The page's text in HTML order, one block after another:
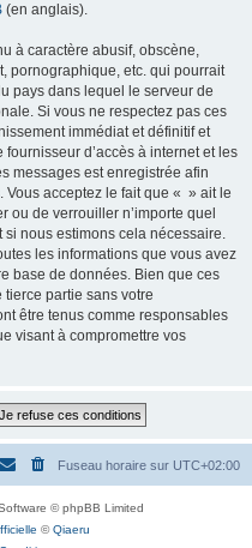
(en anglais).
à caractère abusif, obscène,
pornographique, etc. qui pourrait
pays dans lequel le serveur de
Si vous ne respectez pas ces
immédiat et définitif et
d’accès à internet et les
messages est enregistrée afin
Vous acceptez le fait que « » ait le
ou de verrouiller n’importe quel
si nous estimons cela nécessaire.
les informations que vous avez
base de données. Bien que ces
partie sans votre
être tenus comme responsables
visant à compromettre vos
Fuseau horaire sur UTC+02:00
© phpBB Limited
©Qiaeru